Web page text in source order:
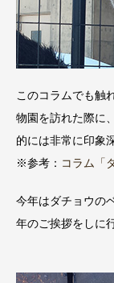
このコラムでも触
物園を訪れた際に
的には非常に印象
※参考： コラム「
今年はダチョウの
年のご挨拶をしに